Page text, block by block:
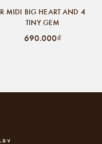
R MIDI BIG HEART AND 4
TINY GEM
690.000₫